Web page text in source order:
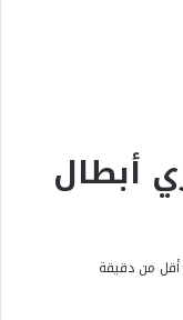
أبطال
أقل من دقيقة